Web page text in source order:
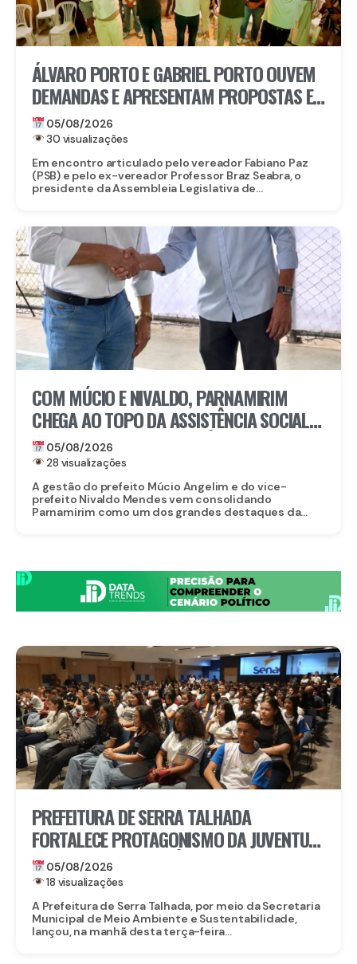
ÁLVARO PORTO E GABRIEL PORTO OUVEM
DEMANDAS E APRESENTAM PROPOSTAS E
PROJETOS A LIDERANÇAS DE PAULISTA
05/08/2026
30 visualizações
Em encontro articulado pelo vereador Fabiano Paz
(PSB) e pelo ex-vereador Professor Braz Seabra, o
presidente da Assembleia Legislativa de...
COM MÚCIO E NIVALDO, PARNAMIRIM
CHEGA AO TOPO DA ASSISTÊNCIA SOCIAL
EM PERNAMBUCO: MUNICÍPIO ALCANÇA A
4ª COLOCAÇÃO ENTRE OS 184 MUNICÍPIOS
DO ESTADO NA GESTÃO DO CADASTRO
ÚNICO E DO PROGRAMA BOLSA FAMÍLIA
05/08/2026
28 visualizações
A gestão do prefeito Múcio Angelim e do vice-
prefeito Nivaldo Mendes vem consolidando
Parnamirim como um dos grandes destaques da...
PREFEITURA DE SERRA TALHADA
FORTALECE PROTAGONISMO DA JUVENTUDE
NO ENFRENTAMENTO ÀS MUDANÇAS
CLIMÁTICAS
05/08/2026
18 visualizações
A Prefeitura de Serra Talhada, por meio da Secretaria
Municipal de Meio Ambiente e Sustentabilidade,
lançou, na manhã desta terça-feira...